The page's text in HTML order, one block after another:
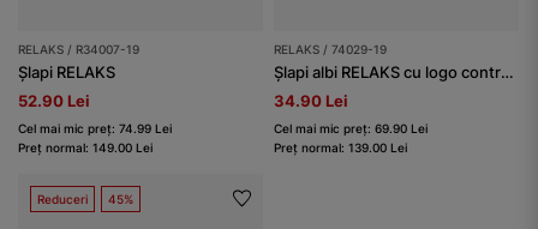
RELAKS / R34007-19
Șlapi RELAKS
52.90 Lei
Cel mai mic preț: 74.99 Lei
Preț normal: 149.00 Lei
RELAKS / 74029-19
Șlapi albi RELAKS cu logo contrastant damă
34.90 Lei
Cel mai mic preț: 69.90 Lei
Preț normal: 139.00 Lei
Reduceri 45%